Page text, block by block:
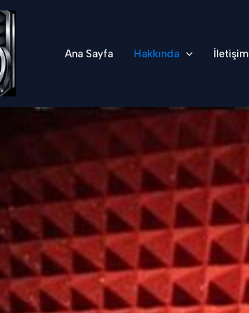
Ana Sayfa Hakkında İletişim